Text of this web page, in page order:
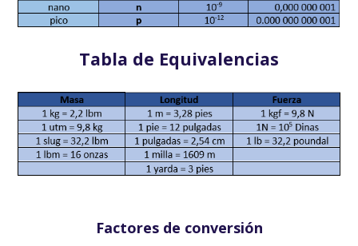
Tabla de Equivalencias
Factores de conversión